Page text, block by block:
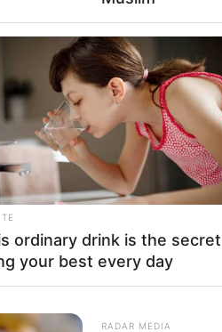
arrow_forward_ios Baca selengkapnya
ordinary drink is the secret
your best every day
RADAR MEDIA